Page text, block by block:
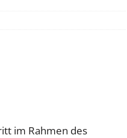
im Rahmen des